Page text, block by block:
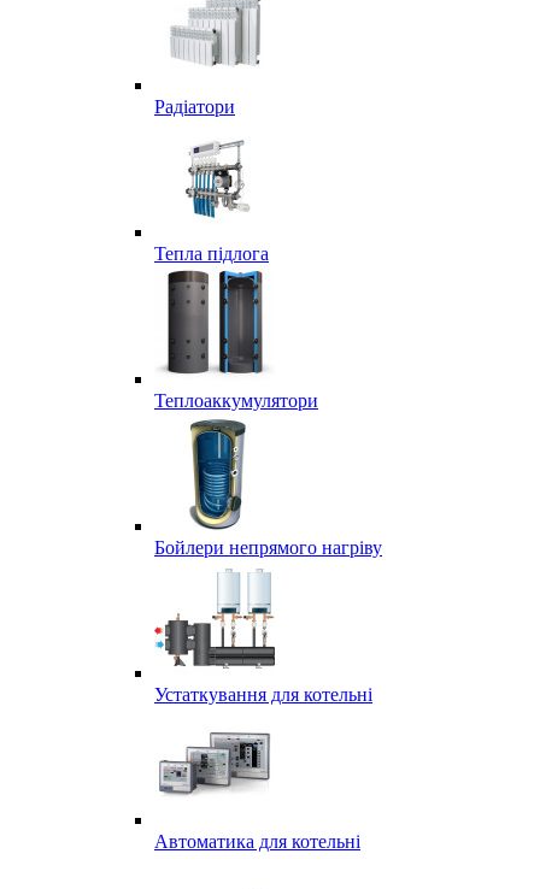
Радіатори
Тепла підлога
Теплоаккумулятори
Бойлери непрямого нагріву
Устаткування для котельні
Автоматика для котельні